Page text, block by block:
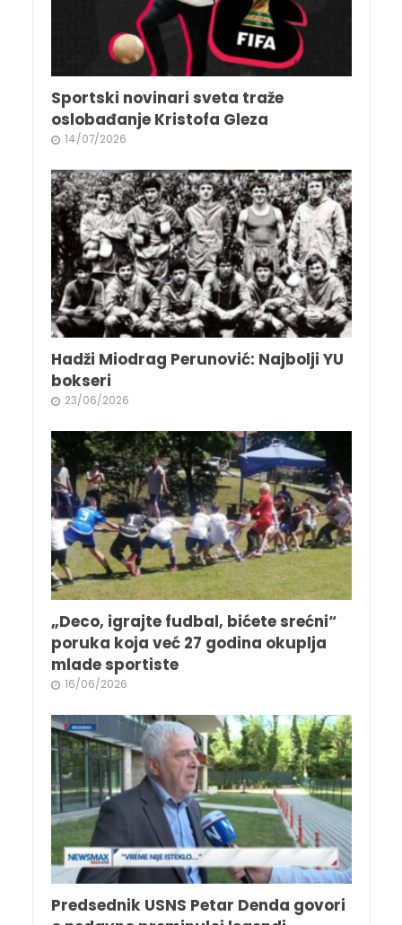
Sportski novinari sveta traže
oslobađanje Kristofa Gleza
14/07/2026
Hadži Miodrag Perunović: Najbolji YU
bokseri
23/06/2026
„Deco, igrajte fudbal, bićete srećni“
poruka koja već 27 godina okuplja
mlade sportiste
16/06/2026
Predsednik USNS Petar Denda govori